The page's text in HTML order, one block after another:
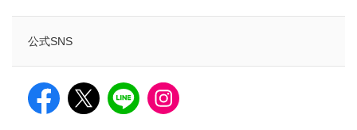
公式SNS